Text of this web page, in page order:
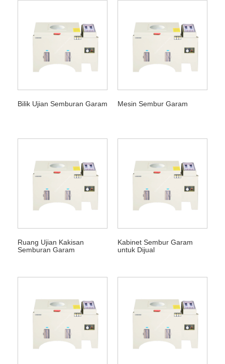
Bilik Ujian Semburan Garam Mesin Sembur Garam
Ruang Ujian Kakisan
Semburan Garam
Kabinet Sembur Garam
untuk Dijual